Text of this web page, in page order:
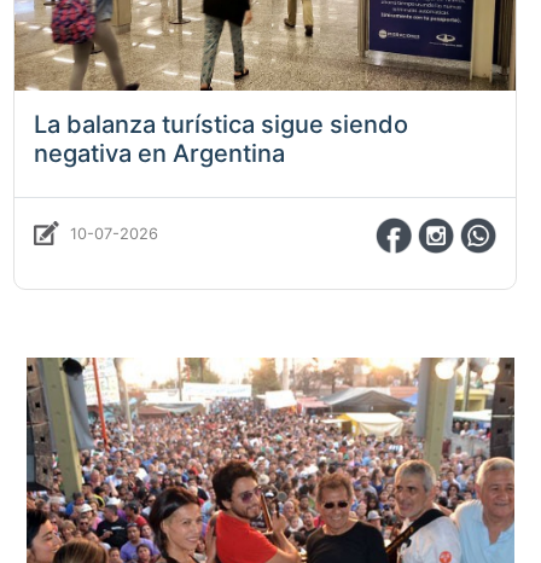
La balanza turística sigue siendo
negativa en Argentina
10-07-2026